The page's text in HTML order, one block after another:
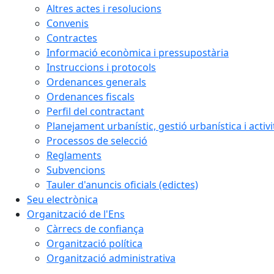
Altres actes i resolucions
Convenis
Contractes
Informació econòmica i pressupostària
Instruccions i protocols
Ordenances generals
Ordenances fiscals
Perfil del contractant
Planejament urbanístic, gestió urbanística i
Processos de selecció
Reglaments
Subvencions
Tauler d'anuncis oficials (edictes)
Seu electrònica
Organització de l'Ens
Càrrecs de confiança
Organització política
Organització administrativa